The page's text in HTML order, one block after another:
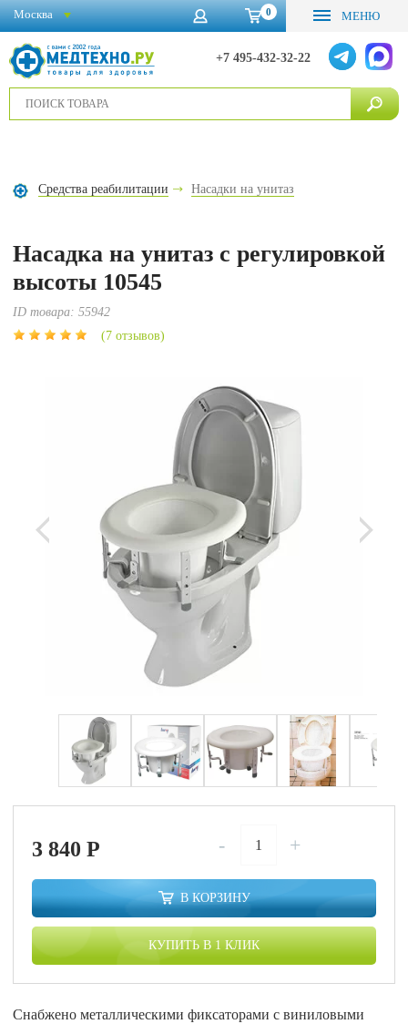
0 МЕНЮ
+7 495-432-32-22
Москва
Средства реабилитации Насадки на унитаз
Насадка на унитаз с регулировкой
высоты 10545
ID товара:55942
(7 отзывов)
3 840P - +
В КОРЗИНУ
КУПИТЬ В 1 КЛИК
Cнабжено металлическими фиксаторами с виниловыми